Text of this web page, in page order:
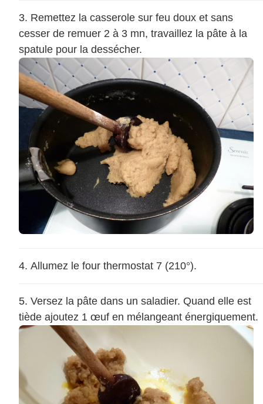
Remettez la casserole sur feu doux et sans
cesser de remuer 2 à 3 mn, travaillez la pâte à la
spatule pour la dessécher.
Allumez le four thermostat 7 (210°).
Versez la pâte dans un saladier. Quand elle est
tiède ajoutez 1 œuf en mélangeant énergiquement.